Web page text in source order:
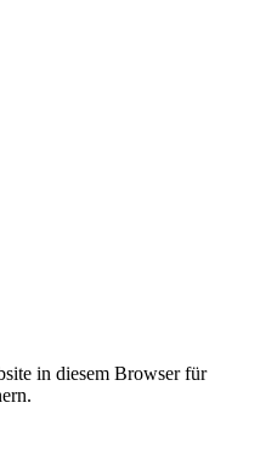
in diesem Browser für